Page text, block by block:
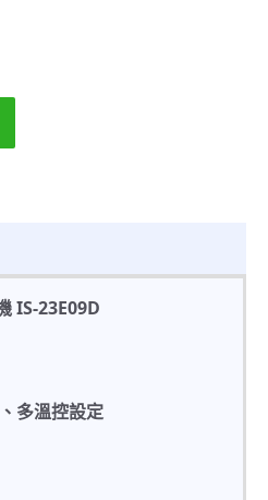
IS-23E09D
多溫控設定